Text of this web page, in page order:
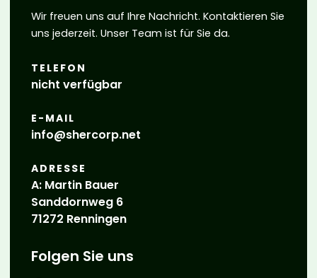
Wir freuen uns auf Ihre Nachricht. Kontaktieren Sie
uns jederzeit. Unser Team ist für Sie da.
TELEFON
nicht verfügbar
E-MAIL
info@shercorp.net
ADRESSE
A: Martin Bauer
Sanddornweg 6
71272 Renningen
Folgen Sie uns